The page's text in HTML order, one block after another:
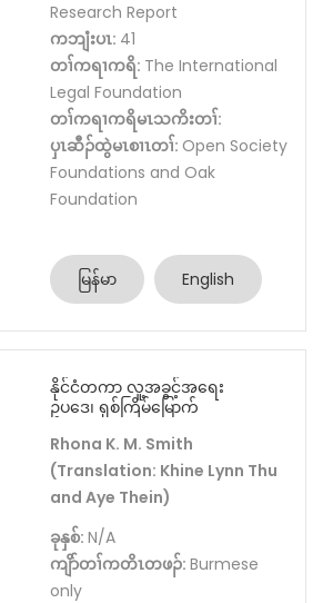
Research Report
ကဘျံးပၤ: 41
တၢ်ကရၢကရိ: The International
Legal Foundation
တၢ်ကရၢကရိမၤသကိးတၢ်:
ပှၤဆီၣ်ထွဲမၤစၢၤတၢ်: Open Society
Foundations and Oak
Foundation
မြန်မာ English
နိုင်ငံတကာ လူ့အခွင့်အရေး
ဥပဒေ၊ ရှစ်ကြိမ်မြောက်
Rhona K. M. Smith
(Translation: Khine Lynn Thu
and Aye Thein)
ခုနှစ်: N/A
ကျိာ်တၢ်ကတိၤတဖၣ်: Burmese
only